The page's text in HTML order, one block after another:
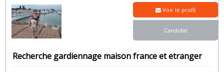
Recherche gardiennage maison france et etranger
Voir le profil
Candidat